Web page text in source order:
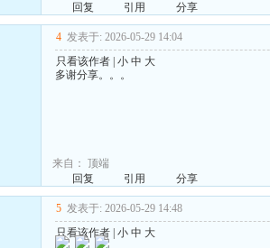
回复
引用 分享
4 发表于: 2026-05-29 14:04
只看该作者 小 中 大
多谢分享。。。
来自： 顶端
回复
引用 分享
5 发表于: 2026-05-29 14:48
只看该作者 小 中 大